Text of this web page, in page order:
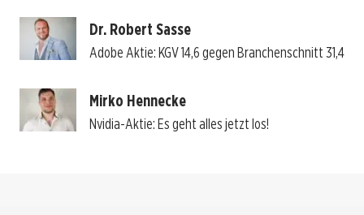
Dr. Robert Sasse
Adobe Aktie: KGV 14,6 gegen Branchenschnitt 31,4
Mirko Hennecke
Nvidia-Aktie: Es geht alles jetzt los!